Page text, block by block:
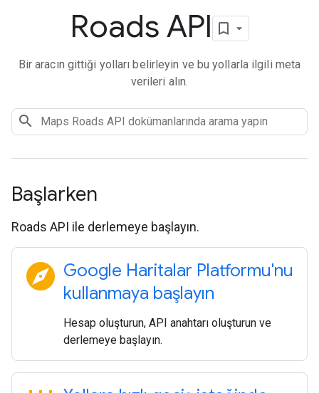
Roads API
Bir aracın gittiği yolları belirleyin ve bu yollarla ilgili meta
verileri alın.
Başlarken
Roads API ile derlemeye başlayın.
explore Google Haritalar Platformu'nu
kullanmaya başlayın
Hesap oluşturun, API anahtarı oluşturun ve
derlemeye başlayın.